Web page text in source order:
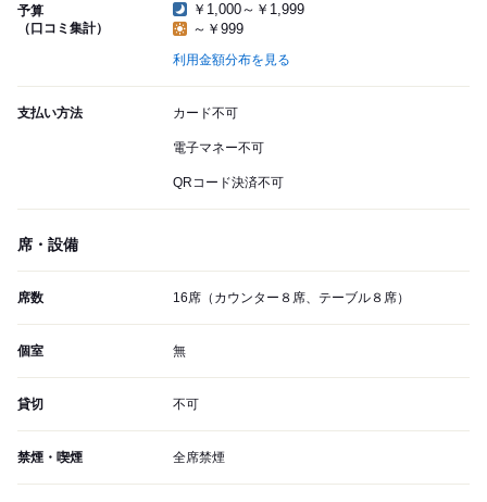
予算
（口コミ集計）
￥1,000～￥1,999
～￥999
利用金額分布を見る
支払い方法 カード不可
電子マネー不可
QRコード決済不可
席・設備
席数 16席（カウンター８席、テーブル８席）
個室 無
貸切 不可
禁煙・喫煙 全席禁煙